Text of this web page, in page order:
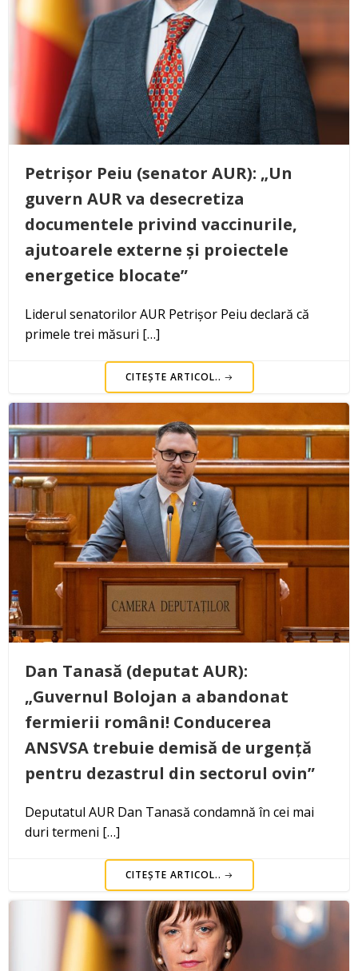
Petrișor Peiu (senator AUR): „Un
guvern AUR va desecretiza
documentele privind vaccinurile,
ajutoarele externe și proiectele
energetice blocate”
Liderul senatorilor AUR Petrișor Peiu declară că
primele trei măsuri […]
CITEȘTE ARTICOL..
Dan Tanasă (deputat AUR):
„Guvernul Bolojan a abandonat
fermierii români! Conducerea
ANSVSA trebuie demisă de urgență
pentru dezastrul din sectorul ovin”
Deputatul AUR Dan Tanasă condamnă în cei mai
duri termeni […]
CITEȘTE ARTICOL..